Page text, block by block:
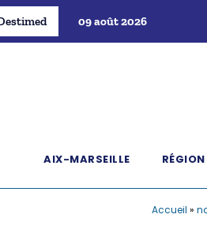
09 août 2026
AIX-MARSEILLE
Accueil »